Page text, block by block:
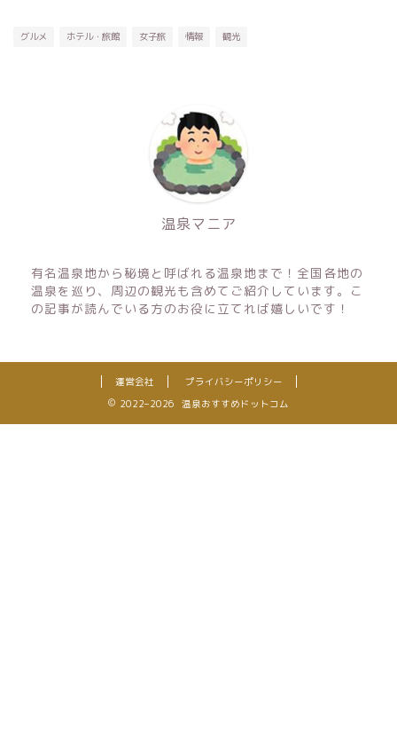
グルメ ホテル・旅館 女子旅 情報 観光
温泉マニア
有名温泉地から秘境と呼ばれる温泉地まで！全国各地の
温泉を巡り、周辺の観光も含めてご紹介しています。こ
の記事が読んでいる方のお役に立てれば嬉しいです！
運営会社
プライバシーポリシー
2022–2026 温泉おすすめドットコム
特集！荷物を減らすコツ紹介！